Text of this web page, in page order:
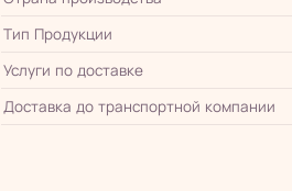
Тип Продукции
Услуги по доставке
Доставка до транспортной компании